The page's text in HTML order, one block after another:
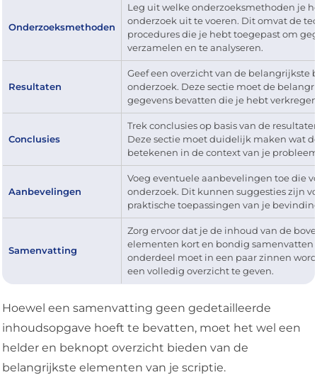
Onderzoeksmethoden
Leg uit welke onderzoeksmethoden je
onderzoek uit te voeren. Dit omvat de
procedures die je hebt toegepast om
verzamelen en te analyseren.
Resultaten
Geef een overzicht van de belangrijkste
onderzoek. Deze sectie moet de
gegevens bevatten die je hebt
Conclusies
Trek conclusies op basis van de
Deze sectie moet duidelijk maken wat
betekenen in de context van je
Aanbevelingen
Voeg eventuele aanbevelingen toe die
onderzoek. Dit kunnen suggesties zijn
praktische toepassingen van je
Samenvatting
Zorg ervoor dat je de inhoud van de
elementen kort en bondig samenvatten
onderdeel moet in een paar zinnen
een volledig overzicht te geven.
Hoewel een samenvatting geen gedetailleerde
inhoudsopgave hoeft te bevatten, moet het wel een
helder en beknopt overzicht bieden van de
belangrijkste elementen van je scriptie.